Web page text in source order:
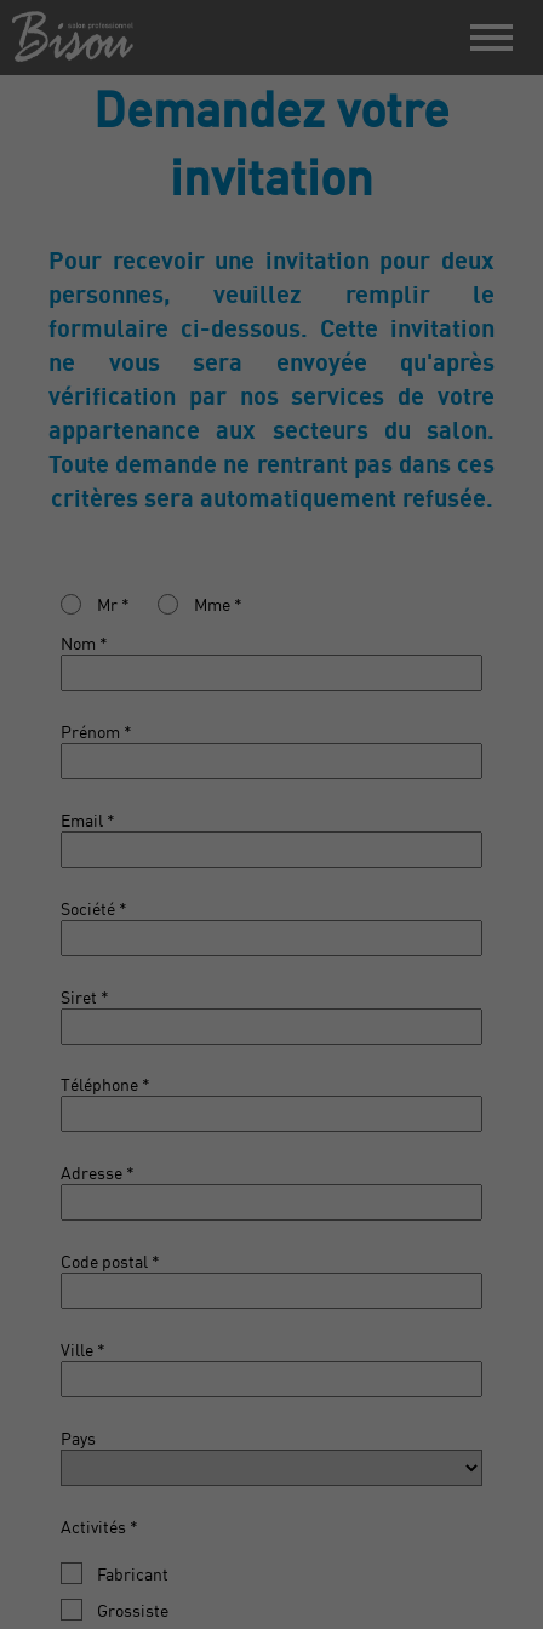
Demandez votre
invitation
Pour recevoir une invitation pour deux
personnes, veuillez remplir le
formulaire ci-dessous. Cette invitation
ne vous sera envoyée qu'après
vérification par nos services de votre
appartenance aux secteurs du salon.
Toute demande ne rentrant pas dans ces
critères sera automatiquement refusée.
Mr
Mme
Nom
Prénom
Email
Société
Siret
Téléphone
Adresse
Code postal
Ville
Pays
Activités
Fabricant
Grossiste